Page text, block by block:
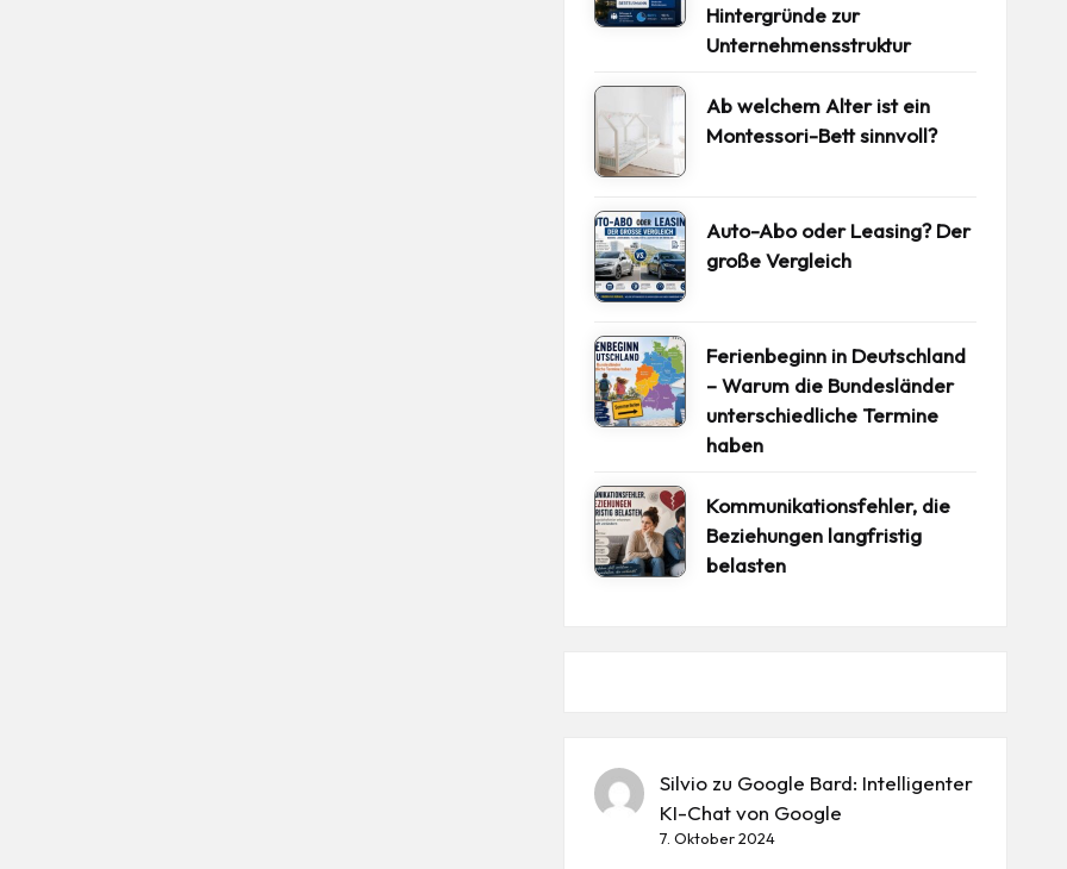
Hintergründe zur
Unternehmensstruktur
Ab welchem Alter ist ein
Montessori-Bett sinnvoll?
Auto-Abo oder Leasing? Der
große Vergleich
Ferienbeginn in Deutschland
– Warum die Bundesländer
unterschiedliche Termine
haben
Kommunikationsfehler, die
Beziehungen langfristig
belasten
Silvio zu Google Bard: Intelligenter
KI-Chat von Google
7. Oktober 2024